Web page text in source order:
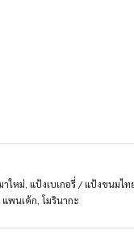
าใหม่ แป้งเบเกอรี่ / แป้งขนมไ
แพนเค้ก โมรินากะ